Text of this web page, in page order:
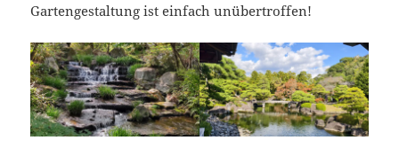
Gartengestaltung ist einfach unübertroffen!